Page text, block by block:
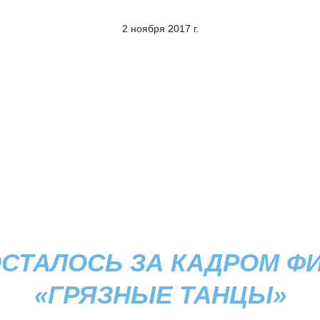
2 ноября 2017 г.
ЗА КАДРОМ
«ГРЯЗНЫЕ ТАНЦЫ»